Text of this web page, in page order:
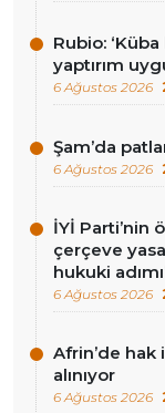
Rubio:
yaptırım
6 Ağustos 2026
Şam’da
6 Ağustos 2026
İYİ Parti’nin
çerçeve
hukuki
6 Ağustos 2026
Afrin’de hak
alınıyor
6 Ağustos 2026